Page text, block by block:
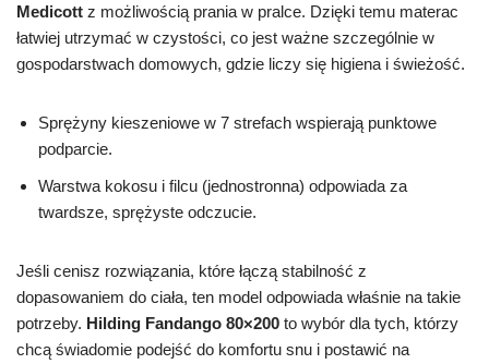
Medicott z możliwością prania w pralce. Dzięki temu materac
łatwiej utrzymać w czystości, co jest ważne szczególnie w
gospodarstwach domowych, gdzie liczy się higiena i świeżość.
Sprężyny kieszeniowe w 7 strefach wspierają punktowe
podparcie.
Warstwa kokosu i filcu (jednostronna) odpowiada za
twardsze, sprężyste odczucie.
Jeśli cenisz rozwiązania, które łączą stabilność z
dopasowaniem do ciała, ten model odpowiada właśnie na takie
potrzeby. Hilding Fandango 80×200 to wybór dla tych, którzy
chcą świadomie podejść do komfortu snu i postawić na